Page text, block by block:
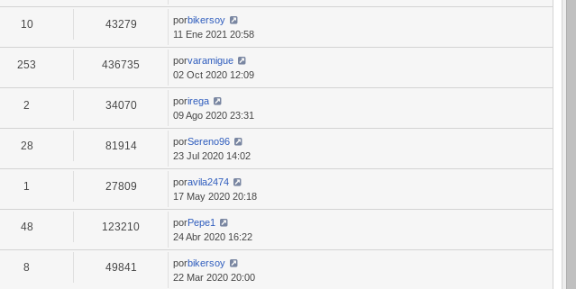
10 43279 porbikersoy
11 Ene 2021 20:58
253 436735 porvaramigue
02 Oct 2020 12:09
2 34070 porirega
09 Ago 2020 23:31
28 81914 porSereno96
23 Jul 2020 14:02
1 27809 poravila2474
17 May 2020 20:18
48 123210 porPepe1
24 Abr 2020 16:22
8 49841 porbikersoy
22 Mar 2020 20:00